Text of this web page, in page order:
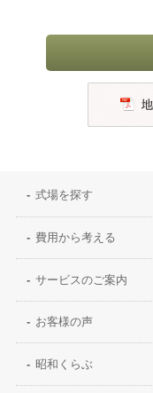
式場を探す
費用から考える
サービスのご案内
お客様の声
昭和くらぶ